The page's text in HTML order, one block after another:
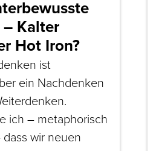
Kalter
Hot Iron?
ist
ein Nachdenken
ich – metaphorisch
wir neuen